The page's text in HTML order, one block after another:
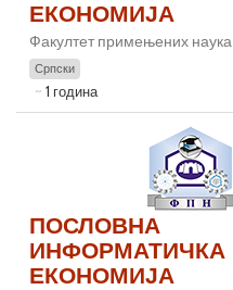
ЕКОНОМИЈА
Факултет примењених наука
Српски
1 година
ПОСЛОВНА
ИНФОРМАТИЧКА
ЕКОНОМИЈА